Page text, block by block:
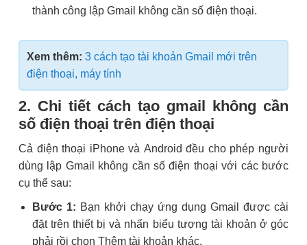
thành công lập Gmail không cần số điện thoại.
Xem thêm: 3 cách tạo tài khoản Gmail mới trên
điện thoại, máy tính
2. Chi tiết cách tạo gmail không cần
số điện thoại trên điện thoại
Cả điện thoại iPhone và Android đều cho phép người
dùng lập Gmail không cần số điện thoại với các bước
cụ thể sau:
Bước 1: Bạn khởi chạy ứng dụng Gmail được cài
đặt trên thiết bị và nhấn biểu tượng tài khoản ở góc
phải rồi chọn Thêm tài khoản khác.